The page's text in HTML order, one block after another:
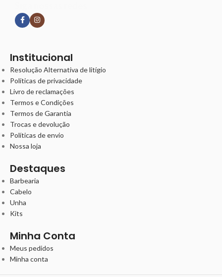
Institucional
Resolução Alternativa de litígio
Políticas de privacidade
Livro de reclamações
Termos e Condições
Termos de Garantia
Trocas e devolução
Políticas de envio
Nossa loja
Destaques
Barbearia
Cabelo
Unha
Kits
Minha Conta
Meus pedidos
Minha conta